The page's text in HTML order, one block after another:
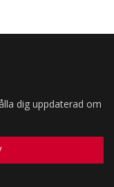
dig uppdaterad om